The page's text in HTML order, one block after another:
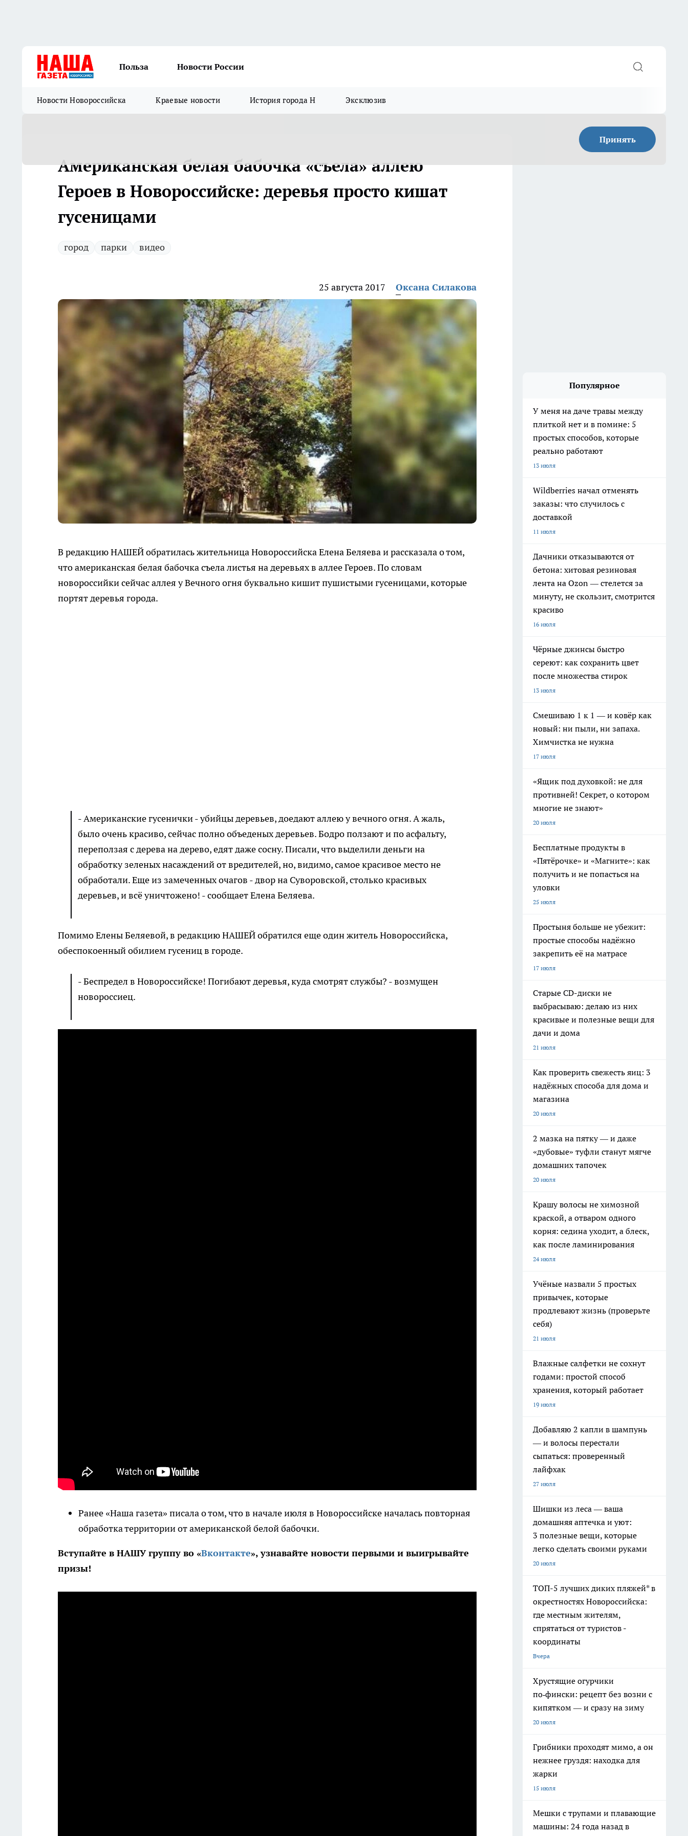
Польза Новости России
Новости Новороссийска Краевые новости История города Н Эксклюзив
Принять
Американская белая бабочка «съела» аллею
Героев в Новороссийске: деревья просто кишат
гусеницами
город парки видео
25 августа 2017 Оксана Силакова
В редакцию НАШЕЙ обратилась жительница Новороссийска Елена Беляева и рассказала о том,
что американская белая бабочка съела листья на деревьях в аллее Героев. По словам
новороссийки сейчас аллея у Вечного огня буквально кишит пушистыми гусеницами, которые
портят деревья города.
- Американские гусенички - убийцы деревьев, доедают аллею у вечного огня. А жаль,
было очень красиво, сейчас полно объеденых деревьев. Бодро ползают и по асфальту,
переползая с дерева на дерево, едят даже сосну. Писали, что выделили деньги на
обработку зеленых насаждений от вредителей, но, видимо, самое красивое место не
обработали. Еще из замеченных очагов - двор на Суворовской, столько красивых
деревьев, и всё уничтожено! - сообщает Елена Беляева.
Помимо Елены Беляевой, в редакцию НАШЕЙ обратился еще один житель Новороссийска,
обеспокоенный обилием гусениц в городе.
- Беспредел в Новороссийске! Погибают деревья, куда смотрят службы? - возмущен
новороссиец.
Ранее «Наша газета» писала о том, что в начале июля в Новороссийске началась повторная
обработка территории от американской белой бабочки.
Вступайте в НАШУ группу во «Вконтакте», узнавайте новости первыми и выигрывайте
призы!
Популярное
У меня на даче травы между
плиткой нет и в помине: 5
простых способов, которые
реально работают
13 июля
Wildberries начал отменять
заказы: что случилось с
доставкой
11 июля
Дачники отказываются от
бетона: хитовая резиновая
лента на Ozon — стелется за
минуту, не скользит, смотрится
красиво
16 июля
Чёрные джинсы быстро
сереют: как сохранить цвет
после множества стирок
13 июля
Смешиваю 1 к 1 — и ковёр как
новый: ни пыли, ни запаха.
Химчистка не нужна
17 июля
«Ящик под духовкой: не для
противней! Секрет, о котором
многие не знают»
20 июля
Бесплатные продукты в
«Пятёрочке» и «Магните»: как
получить и не попасться на
уловки
25 июля
Простыня больше не убежит:
простые способы надёжно
закрепить её на матрасе
17 июля
Старые CD-диски не
выбрасываю: делаю из них
красивые и полезные вещи для
дачи и дома
21 июля
Как проверить свежесть яиц: 3
надёжных способа для дома и
магазина
20 июля
2 мазка на пятку — и даже
«дубовые» туфли станут мягче
домашних тапочек
20 июля
Крашу волосы не химозной
краской, а отваром одного
корня: седина уходит, а блеск,
как после ламинирования
24 июля
Учёные назвали 5 простых
привычек, которые
продлевают жизнь (проверьте
себя)
21 июля
Влажные салфетки не сохнут
годами: простой способ
хранения, который работает
19 июля
Добавляю 2 капли в шампунь
— и волосы перестали
сыпаться: проверенный
лайфхак
27 июля
Шишки из леса — ваша
домашняя аптечка и уют:
3 полезные вещи, которые
легко сделать своими руками
20 июля
ТОП-5 лучших диких пляжей* в
окрестностях Новороссийска:
где местным жителям,
спрятаться от туристов -
координаты
Вчера
Хрустящие огурчики
по‑фински: рецепт без возни с
кипятком — и сразу на зиму
20 июля
Грибники проходят мимо, а он
нежнее груздя: находка для
жарки
15 июля
Мешки с трупами и плавающие
машины: 24 года назад в